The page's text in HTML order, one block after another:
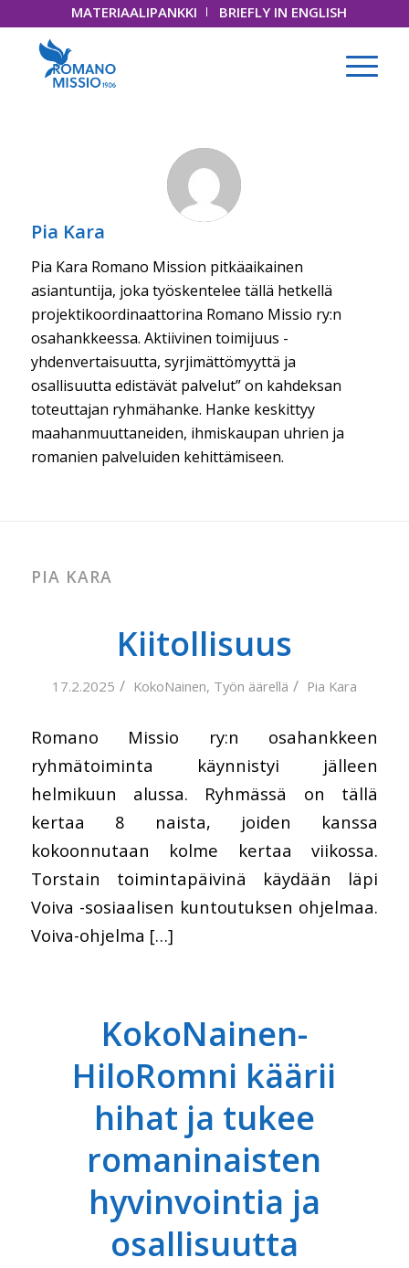
MATERIAALIPANKKI BRIEFLY IN ENGLISH
Pia Kara
Pia Kara Romano Mission pitkäaikainen
asiantuntija, joka työskentelee tällä hetkellä
projektikoordinaattorina Romano Missio ry:n
osahankkeessa. Aktiivinen toimijuus -
yhdenvertaisuutta, syrjimättömyyttä ja
osallisuutta edistävät palvelut” on kahdeksan
toteuttajan ryhmähanke. Hanke keskittyy
maahanmuuttaneiden, ihmiskaupan uhrien ja
romanien palveluiden kehittämiseen.
PIA KARA
Kiitollisuus
17.2.2025 / KokoNainen, Työn äärellä / Pia Kara
Romano Missio ry:n osahankkeen
ryhmätoiminta käynnistyi jälleen
helmikuun alussa. Ryhmässä on tällä
kertaa 8 naista, joiden kanssa
kokoonnutaan kolme kertaa viikossa.
Torstain toimintapäivinä käydään läpi
Voiva -sosiaalisen kuntoutuksen ohjelmaa.
Voiva-ohjelma […]
KokoNainen-
HiloRomni käärii
hihat ja tukee
romaninaisten
hyvinvointia ja
osallisuutta